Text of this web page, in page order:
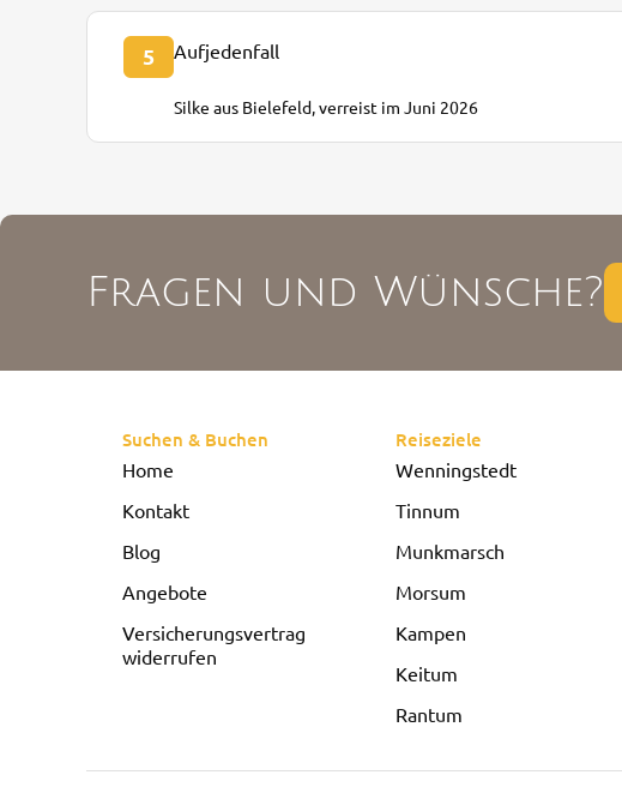
5 Aufjedenfall
Silke aus Bielefeld, verreist im Juni 2026
Fragen und Wünsche?
Suchen & Buchen
Home
Kontakt
Blog
Angebote
Versicherungsvertrag
widerrufen
Reiseziele
Wenningstedt
Tinnum
Munkmarsch
Morsum
Kampen
Keitum
Rantum